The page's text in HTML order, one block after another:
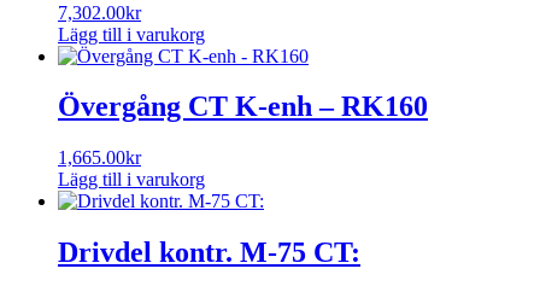
7,302.00kr
Lägg till i varukorg
Övergång CT K-enh – RK160
1,665.00kr
Lägg till i varukorg
Drivdel kontr. M-75 CT: